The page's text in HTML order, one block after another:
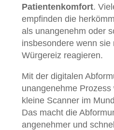
Patientenkomfort.
empfinden die
als unangenehm oder
insbesondere wenn sie
Würgereiz reagieren.
Mit der digitalen
unangenehme
kleine Scanner im
Das macht die
angenehmer und